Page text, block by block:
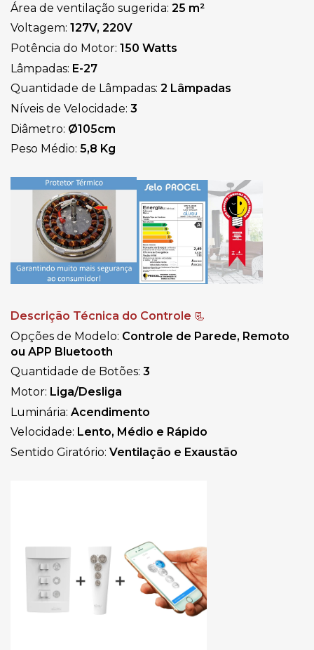
Área de ventilação sugerida: 25 m²
Voltagem: 127V, 220V
Potência do Motor: 150 Watts
Lâmpadas: E-27
Quantidade de Lâmpadas: 2 Lâmpadas
Níveis de Velocidade: 3
Diâmetro: Ø105cm
Peso Médio: 5,8 Kg
Descrição Técnica do Controle 📃
Opções de Modelo: Controle de Parede, Remoto
ou APP Bluetooth
Quantidade de Botões: 3
Motor: Liga/Desliga
Luminária: Acendimento
Velocidade: Lento, Médio e Rápido
Sentido Giratório: Ventilação e Exaustão